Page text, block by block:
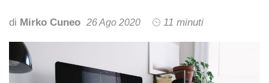
di Mirko Cuneo 26 Ago 2020 11 minuti